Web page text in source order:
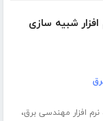
شبیه سازی
نرم افزار مهندسی برق،